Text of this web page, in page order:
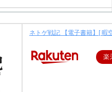
ネトゲ戦記 【電子書籍】[
楽